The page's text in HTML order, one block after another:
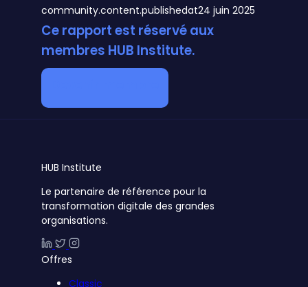
community.content.publishedat24 juin 2025
Ce rapport est réservé aux
membres HUB Institute.
HUB Institute
Le partenaire de référence pour la
transformation digitale des grandes
organisations.
Offres
Classic